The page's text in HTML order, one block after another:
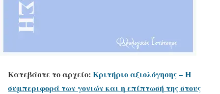
Κατεβάστε το αρχείο: Κριτήριο αξιολόγησης – Η
συμπεριφορά των γονιών και η επίπτωσή της στους